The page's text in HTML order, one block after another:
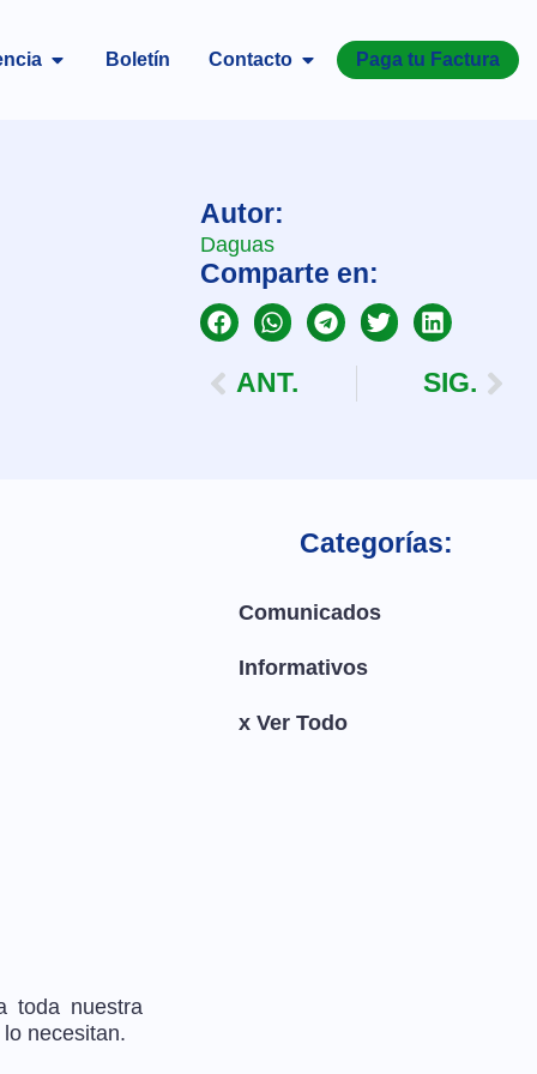
Boletín Contacto Paga tu Factura
Autor:
Daguas
Comparte en:
ANT. SIG.
toda nuestra
necesitan.
Categorías:
Comunicados
Informativos
x Ver Todo